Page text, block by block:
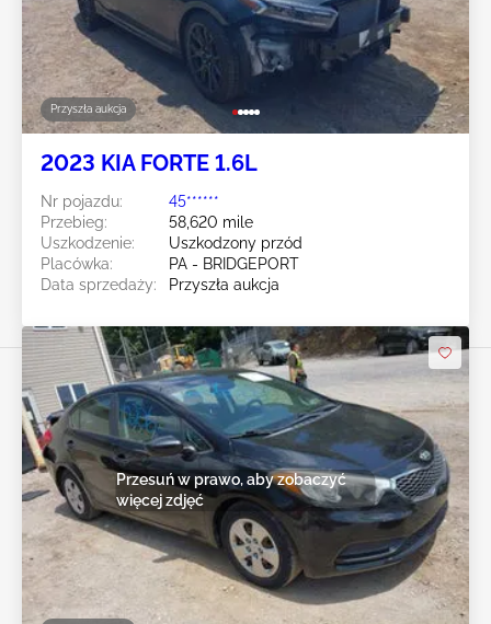
Przyszła aukcja
2023 KIA FORTE 1.6L
Nr pojazdu:
45******
Przebieg:
58,620 mile
Uszkodzenie:
Uszkodzony przód
Placówka:
PA - BRIDGEPORT
Data sprzedaży:
Przyszła aukcja
Przesuń w prawo, aby zobaczyć
więcej zdjęć